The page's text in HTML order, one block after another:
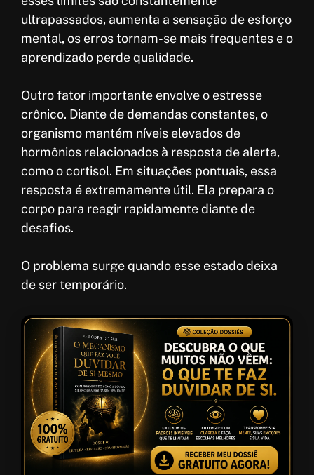
ultrapassados, aumenta a sensação de esforço
mental, os erros tornam-se mais frequentes e o
aprendizado perde qualidade.
Outro fator importante envolve o estresse
crônico. Diante de demandas constantes, o
organismo mantém níveis elevados de
hormônios relacionados à resposta de alerta,
como o cortisol. Em situações pontuais, essa
resposta é extremamente útil. Ela prepara o
corpo para reagir rapidamente diante de
desafios.
O problema surge quando esse estado deixa
de ser temporário.